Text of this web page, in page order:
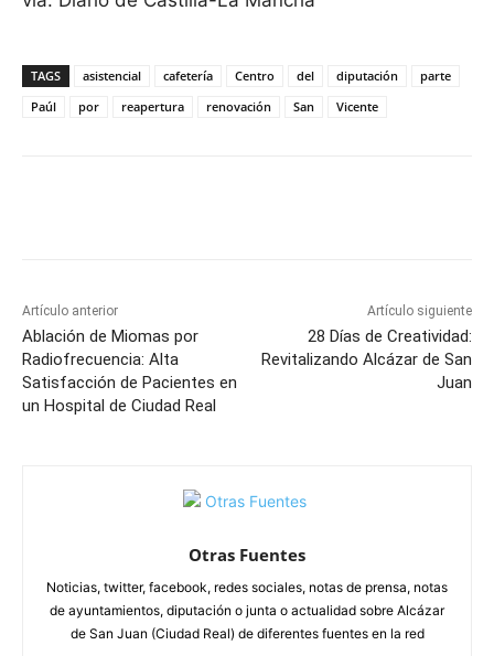
TAGS asistencial cafetería Centro del diputación
parte
Paúl
por reapertura renovación San Vicente
Artículo anterior
Ablación de Miomas por
Radiofrecuencia: Alta
Satisfacción de Pacientes en
un Hospital de Ciudad Real
Artículo siguiente
28 Días de Creatividad:
Revitalizando Alcázar de San
Juan
Otras Fuentes
Noticias, twitter, facebook, redes sociales, notas de prensa, notas
de ayuntamientos, diputación o junta o actualidad sobre Alcázar
de San Juan (Ciudad Real) de diferentes fuentes en la red